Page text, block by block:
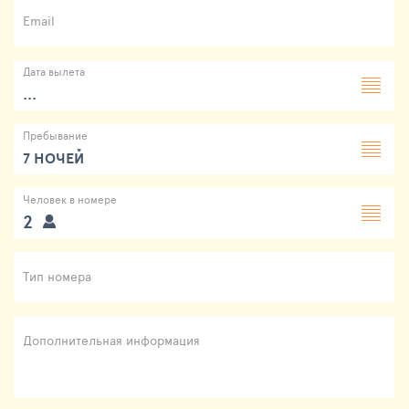
Email
Дата вылета
...
Пребывание
7 НОЧЕЙ
Человек в номере
2
Тип номера
Дополнительная информация